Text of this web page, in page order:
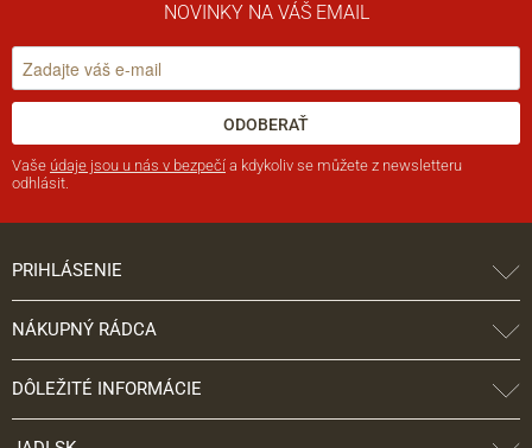
NOVINKY NA VÁŠ EMAIL
ODOBERAŤ
Vaše údaje jsou u nás v bezpečí a kdykoliv se můžete z newsletteru
odhlásit.
PRIHLÁSENIE
NÁKUPNÝ RÁDCA
DÔLEŽITÉ INFORMÁCIE